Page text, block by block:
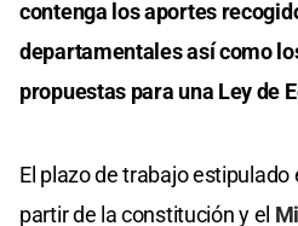
contenga los aportes
departamentales así como
propuestas para una Ley de
El plazo de trabajo estipulado
partir de la constitución y el